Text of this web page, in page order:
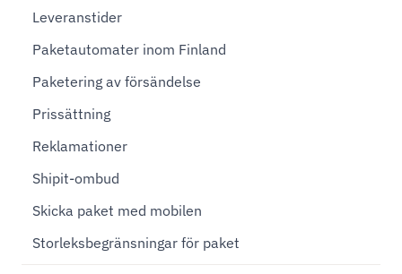
Leveranstider
Paketautomater inom Finland
Paketering av försändelse
Prissättning
Reklamationer
Shipit-ombud
Skicka paket med mobilen
Storleksbegränsningar för paket